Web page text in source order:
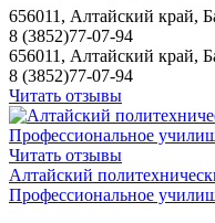
656011, Алтайский край,
8 (3852)77-07-94
656011, Алтайский край,
8 (3852)77-07-94
Читать отзывы
Читать отзывы
Алтайский
Профессиональное